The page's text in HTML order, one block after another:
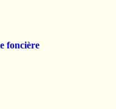
foncière